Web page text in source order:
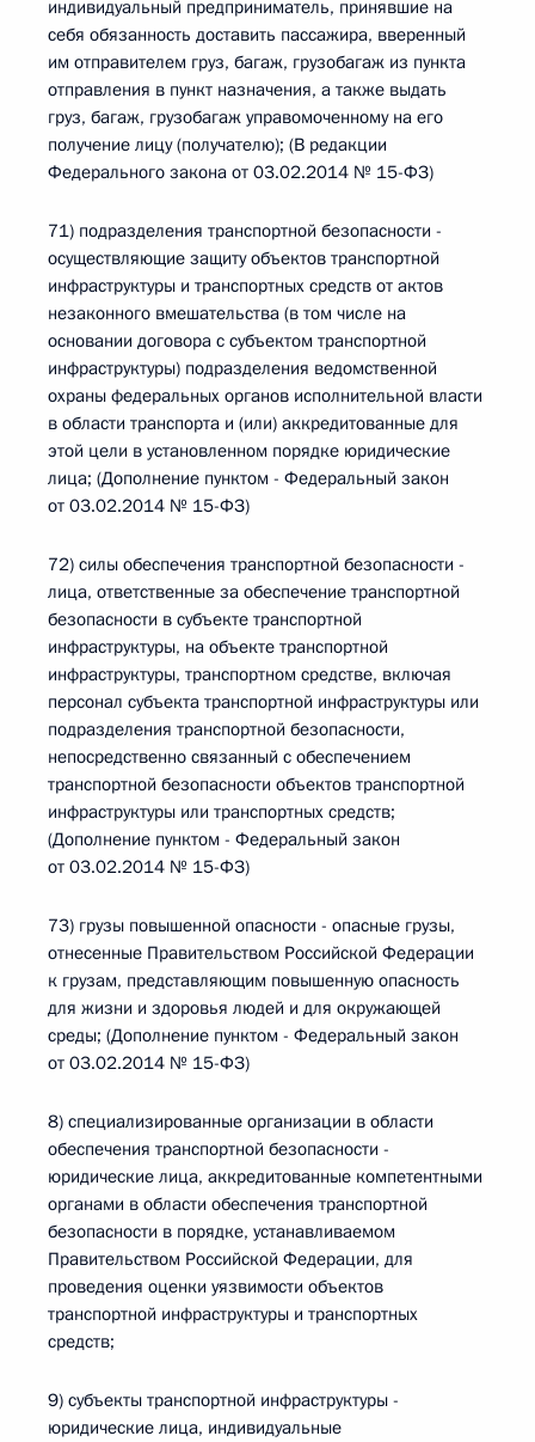
индивидуальный предприниматель, принявшие на
себя обязанность доставить пассажира, вверенный
им отправителем груз, багаж, грузобагаж из пункта
отправления в пункт назначения, а также выдать
груз, багаж, грузобагаж управомоченному на его
получение лицу (получателю); (В редакции
Федерального закона от 03.02.2014 № 15-ФЗ)
71) подразделения транспортной безопасности -
осуществляющие защиту объектов транспортной
инфраструктуры и транспортных средств от актов
незаконного вмешательства (в том числе на
основании договора с субъектом транспортной
инфраструктуры) подразделения ведомственной
охраны федеральных органов исполнительной власти
в области транспорта и (или) аккредитованные для
этой цели в установленном порядке юридические
лица; (Дополнение пунктом - Федеральный закон
от 03.02.2014 № 15-ФЗ)
72) силы обеспечения транспортной безопасности -
лица, ответственные за обеспечение транспортной
безопасности в субъекте транспортной
инфраструктуры, на объекте транспортной
инфраструктуры, транспортном средстве, включая
персонал субъекта транспортной инфраструктуры или
подразделения транспортной безопасности,
непосредственно связанный с обеспечением
транспортной безопасности объектов транспортной
инфраструктуры или транспортных средств;
(Дополнение пунктом - Федеральный закон
от 03.02.2014 № 15-ФЗ)
73) грузы повышенной опасности - опасные грузы,
отнесенные Правительством Российской Федерации
к грузам, представляющим повышенную опасность
для жизни и здоровья людей и для окружающей
среды; (Дополнение пунктом - Федеральный закон
от 03.02.2014 № 15-ФЗ)
8) специализированные организации в области
обеспечения транспортной безопасности -
юридические лица, аккредитованные компетентными
органами в области обеспечения транспортной
безопасности в порядке, устанавливаемом
Правительством Российской Федерации, для
проведения оценки уязвимости объектов
транспортной инфраструктуры и транспортных
средств;
9) субъекты транспортной инфраструктуры -
юридические лица, индивидуальные